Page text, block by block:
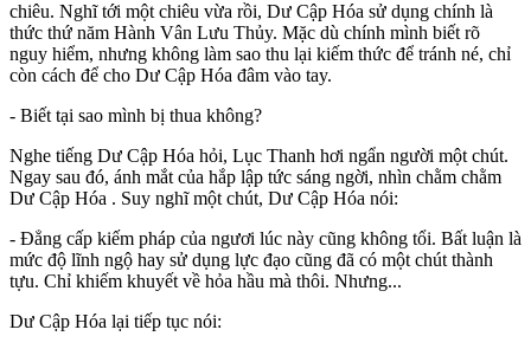
chiêu. Nghĩ tới một chiêu vừa rồi, Dư Cập Hóa sử dụng chính là
thức thứ năm Hành Vân Lưu Thủy. Mặc dù chính mình biết rõ
nguy hiểm, nhưng không làm sao thu lại kiếm thức để tránh né, chỉ
còn cách để cho Dư Cập Hóa đâm vào tay.
- Biết tại sao mình bị thua không?
Nghe tiếng Dư Cập Hóa hỏi, Lục Thanh hơi ngẩn người một chút.
Ngay sau đó, ánh mắt của hắp lập tức sáng ngời, nhìn chằm chằm
Dư Cập Hóa . Suy nghĩ một chút, Dư Cập Hóa nói:
- Đẳng cấp kiếm pháp của ngươi lúc này cũng không tổi. Bất luận là
mức độ lĩnh ngộ hay sử dụng lực đạo cũng đã có một chút thành
tựu. Chỉ khiếm khuyết về hỏa hầu mà thôi. Nhưng...
Dư Cập Hóa lại tiếp tục nói: